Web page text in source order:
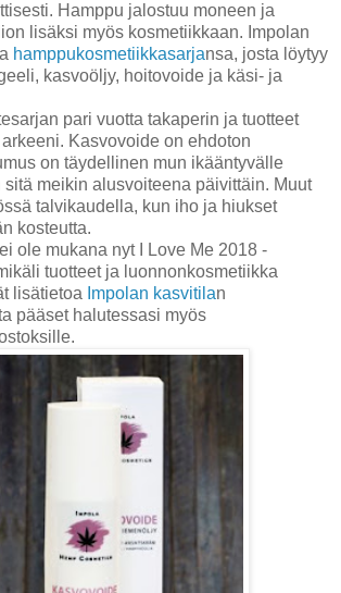
Hamppu jalostuu moneen ja
lisäksi myös kosmetiikkaan. Impolan
hamppukosmetiikkasarjansa, josta löytyy
kasvoöljy, hoitovoide ja käsi- ja
pari vuotta takaperin ja tuotteet
Kasvovoide on ehdoton
on täydellinen mun ikääntyvälle
meikin alusvoiteena päivittäin. Muut
talvikaudella, kun iho ja hiukset
kosteutta.
ei ole mukana nyt I Love Me 2018 -
tuotteet ja luonnonkosmetiikka
lisätietoa Impolan kasvitilan
pääset halutessasi myös